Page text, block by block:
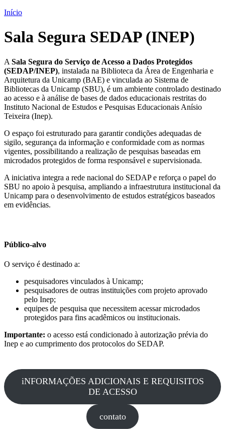
Início
Sala Segura SEDAP (INEP)
A Sala Segura do Serviço de Acesso a Dados Protegidos
(SEDAP/INEP), instalada na Biblioteca da Área de Engenharia e
Arquitetura da Unicamp (BAE) e vinculada ao Sistema de
Bibliotecas da Unicamp (SBU), é um ambiente controlado destinado
ao acesso e à análise de bases de dados educacionais restritas do
Instituto Nacional de Estudos e Pesquisas Educacionais Anísio
Teixeira (Inep).
O espaço foi estruturado para garantir condições adequadas de
sigilo, segurança da informação e conformidade com as normas
vigentes, possibilitando a realização de pesquisas baseadas em
microdados protegidos de forma responsável e supervisionada.
A iniciativa integra a rede nacional do SEDAP e reforça o papel do
SBU no apoio à pesquisa, ampliando a infraestrutura institucional da
Unicamp para o desenvolvimento de estudos estratégicos baseados
em evidências.
Público-alvo
O serviço é destinado a:
pesquisadores vinculados à Unicamp;
pesquisadores de outras instituições com projeto aprovado
pelo Inep;
equipes de pesquisa que necessitem acessar microdados
protegidos para fins acadêmicos ou institucionais.
Importante: o acesso está condicionado à autorização prévia do
Inep e ao cumprimento dos protocolos do SEDAP.
iNFORMAÇÕES ADICIONAIS E REQUISITOS
DE ACESSO
contato